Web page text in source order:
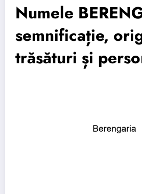
Numele
semnificație,
trăsături și